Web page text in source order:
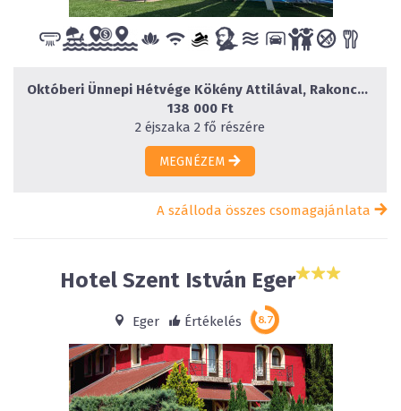
Októberi Ünnepi Hétvége Kökény Attilával, Rakonczai Viktorrral és Baby Gabival
138 000 Ft
2 éjszaka 2 fő részére
MEGNÉZEM
A szálloda összes csomagajánlata
Hotel Szent István Eger
Eger Értékelés